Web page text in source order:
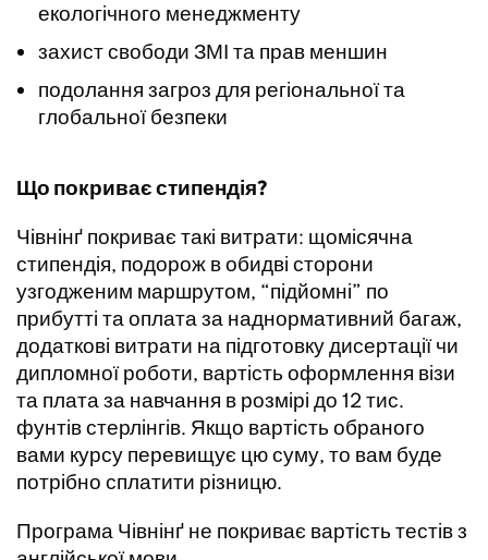
екологічного менеджменту
захист свободи ЗМІ та прав меншин
подолання загроз для регіональної та
глобальної безпеки
Що покриває стипендія?
Чівнінґ покриває такі витрати: щомісячна
стипендія, подорож в обидві сторони
узгодженим маршрутом, “підйомні” по
прибутті та оплата за наднормативний багаж,
додаткові витрати на підготовку дисертації чи
дипломної роботи, вартість оформлення візи
та плата за навчання в розмірі до 12 тис.
фунтів стерлінгів. Якщо вартість обраного
вами курсу перевищує цю суму, то вам буде
потрібно сплатити різницю.
Програма Чівнінґ не покриває вартість тестів з